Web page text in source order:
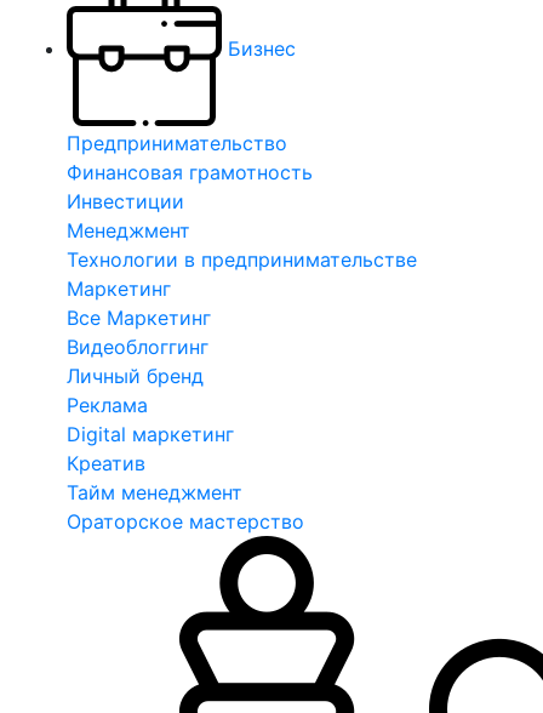
Бизнес
Предпринимательство
Финансовая грамотность
Инвестиции
Менеджмент
Технологии в предпринимательстве
Маркетинг
Все Маркетинг
Видеоблоггинг
Личный бренд
Реклама
Digital маркетинг
Креатив
Тайм менеджмент
Ораторское мастерство